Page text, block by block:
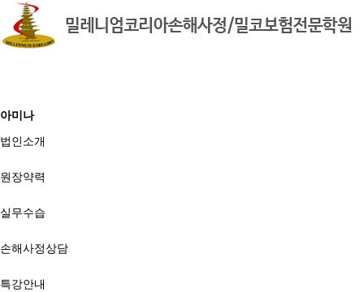
아미나
법인소개
원장약력
실무수습
손해사정상담
특강안내